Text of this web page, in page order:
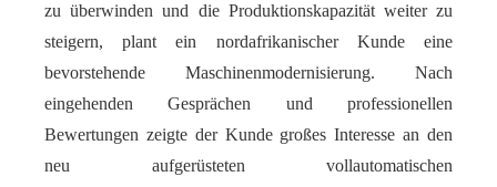
zu überwinden und die Produktionskapazität weiter zu
steigern, plant ein nordafrikanischer Kunde eine
bevorstehende Maschinenmodernisierung. Nach
eingehenden Gesprächen und professionellen
Bewertungen zeigte der Kunde großes Interesse an den
neu aufgerüsteten vollautomatischen